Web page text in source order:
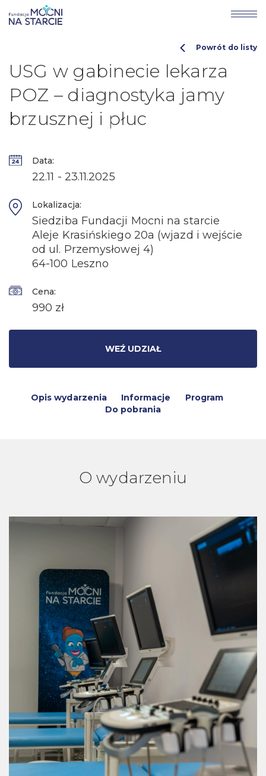
USG w gabinecie lekarza
POZ – diagnostyka jamy
brzusznej i płuc
Powrót do listy
Data:
22.11 - 23.11.2025
Lokalizacja:
Siedziba Fundacji Mocni na starcie
Aleje Krasińskiego 20a (wjazd i wejście
od ul. Przemysłowej 4)
64-100 Leszno
Cena:
990 zł
WEŹ UDZIAŁ
Opis wydarzenia Informacje
Program
Do pobrania
O wydarzeniu